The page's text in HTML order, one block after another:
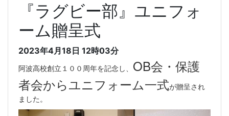
『ラグビー部』ユニフォ
ーム贈呈式
2023年4月18日 12時03分
阿波高校創立１００周年を記念し、 OB会・保護
者会からユニフォーム一式が贈呈され
ました。